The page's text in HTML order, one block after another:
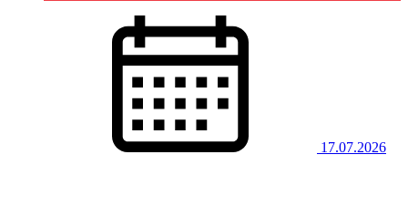
17.07.2026